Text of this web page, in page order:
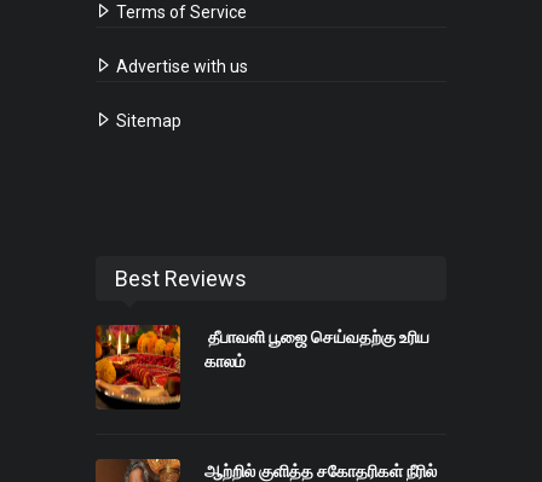
Terms of Service
Advertise with us
Sitemap
Best Reviews
தீபாவளி பூஜை செய்வதற்கு உரிய
காலம்
ஆற்றில் குளித்த சகோதரிகள் நீரில்